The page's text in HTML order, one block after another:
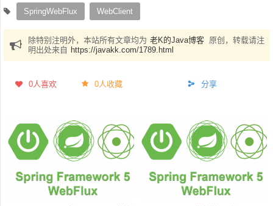
SpringWebFlux WebClient
除特别注明外，本站所有文章均为 老K的Java博客 原创，转载请注
明出处来自 https://javakk.com/1789.html
0人喜欢 0人收藏 分享